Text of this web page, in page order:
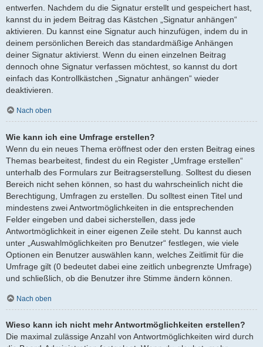
entwerfen. Nachdem du die Signatur erstellt und gespeichert hast,
kannst du in jedem Beitrag das Kästchen „Signatur anhängen“
aktivieren. Du kannst eine Signatur auch hinzufügen, indem du in
deinem persönlichen Bereich das standardmäßige Anhängen
deiner Signatur aktivierst. Wenn du einen einzelnen Beitrag
dennoch ohne Signatur verfassen möchtest, so kannst du dort
einfach das Kontrollkästchen „Signatur anhängen“ wieder
deaktivieren.
Nach oben
Wie kann ich eine Umfrage erstellen?
Wenn du ein neues Thema eröffnest oder den ersten Beitrag eines
Themas bearbeitest, findest du ein Register „Umfrage erstellen“
unterhalb des Formulars zur Beitragserstellung. Solltest du diesen
Bereich nicht sehen können, so hast du wahrscheinlich nicht die
Berechtigung, Umfragen zu erstellen. Du solltest einen Titel und
mindestens zwei Antwortmöglichkeiten in die entsprechenden
Felder eingeben und dabei sicherstellen, dass jede
Antwortmöglichkeit in einer eigenen Zeile steht. Du kannst auch
unter „Auswahlmöglichkeiten pro Benutzer“ festlegen, wie viele
Optionen ein Benutzer auswählen kann, welches Zeitlimit für die
Umfrage gilt (0 bedeutet dabei eine zeitlich unbegrenzte Umfrage)
und schließlich, ob die Benutzer ihre Stimme ändern können.
Nach oben
Wieso kann ich nicht mehr Antwortmöglichkeiten erstellen?
Die maximal zulässige Anzahl von Antwortmöglichkeiten wird durch